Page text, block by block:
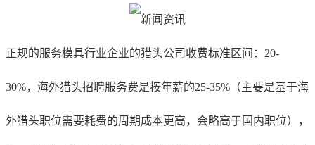
正规的服务模具行业企业的猎头公司收费标准区间：20-
30%，海外猎头招聘服务费是按年薪的25-35%（主要是基于海
外猎头职位需要耗费的周期成本更高，会略高于国内职位），